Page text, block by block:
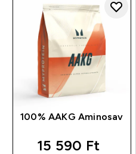
100% AAKG Aminosav
15 590 Ft‎